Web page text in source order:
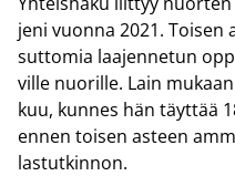
je­ni vuon­na 2021.
sut­to­mia laa­jen­ne­tun
vil­le nuo­ril­le. Lain
kuu, kun­nes hän täyt­tää
ennen toi­sen as­teen
las­tut­kin­non.